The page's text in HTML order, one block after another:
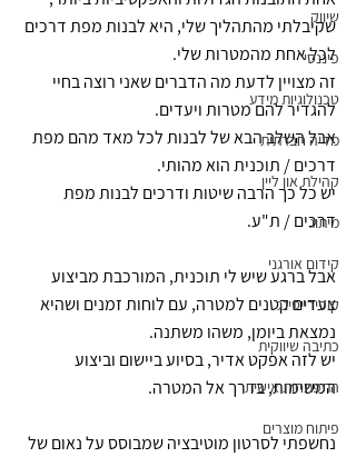
שיווק
פיננסי
טכנולוגיות מידע
מדיה חברתית
קהילת און ליין
מיתוג
קידום אורגני
קופירייטינג
כתיבה שיווקית
התפתחות אישית
פיתוח מוצרים
שקיבלתי מהתהליך שלי, היא לבנות מפת דרכים
לכל אחת מהמטרות שלי.
זה מצויין לדעת מה הדברים שאני רוצה בחיי
להגדיר להם מטרות ויעדים.
אבל השלב הבא של לבנות לכל מאד מהם מפת
דרכים / תוכנית הוא מהותי.
יש כל כך הרבה שיטות ודרכים לבנות מפת
דרכים / ת"ע.
אבל ברגע שיש לי תוכנית, המורכבת מביצוע
צעדים קטנים למטרה, עם לוחות זמנים ושהיא
נמצאת ביומן, משהו משתנה.
יש לזה אפקט אדיר, בסיוע ביישום וביצוע
המשימות, בדרך אל המטרה.
נחשפתי לסרטון מוטיבציה שמבוסס על נאום של